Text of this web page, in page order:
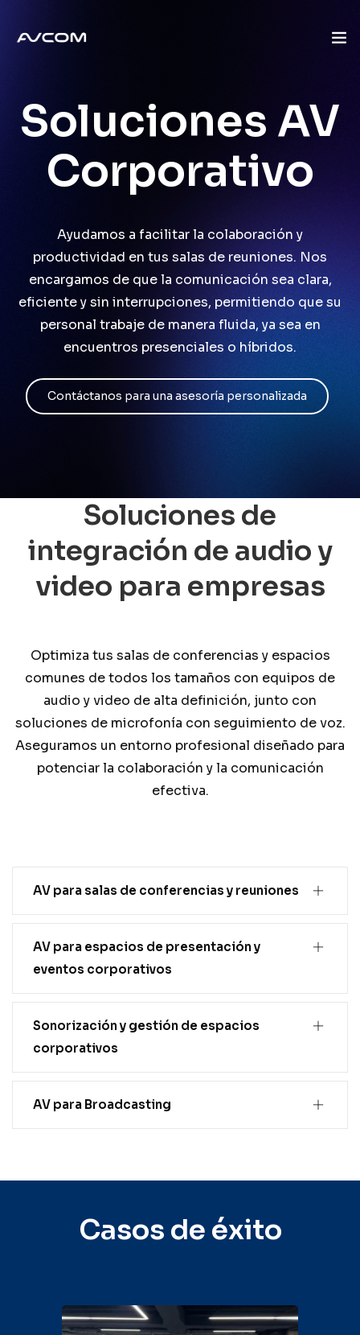
Quienes Somos
Mercados
Marcas
Servicios
Contacto
Soluciones AV
Corporativo
Ayudamos a facilitar la colaboración y
productividad en tus salas de reuniones. Nos
encargamos de que la comunicación sea clara,
eficiente y sin interrupciones, permitiendo que su
personal trabaje de manera fluida, ya sea en
encuentros presenciales o híbridos.
Contáctanos para una asesoría personalizada
Soluciones de
integración de audio y
video para empresas
Optimiza tus salas de conferencias y espacios
comunes de todos los tamaños con equipos de
audio y video de alta definición, junto con
soluciones de microfonía con seguimiento de voz.
Aseguramos un entorno profesional diseñado para
potenciar la colaboración y la comunicación
efectiva.
AV para salas de conferencias y reuniones
AV para espacios de presentación y
eventos corporativos
Sonorización y gestión de espacios
corporativos
AV para Broadcasting
Casos de éxito